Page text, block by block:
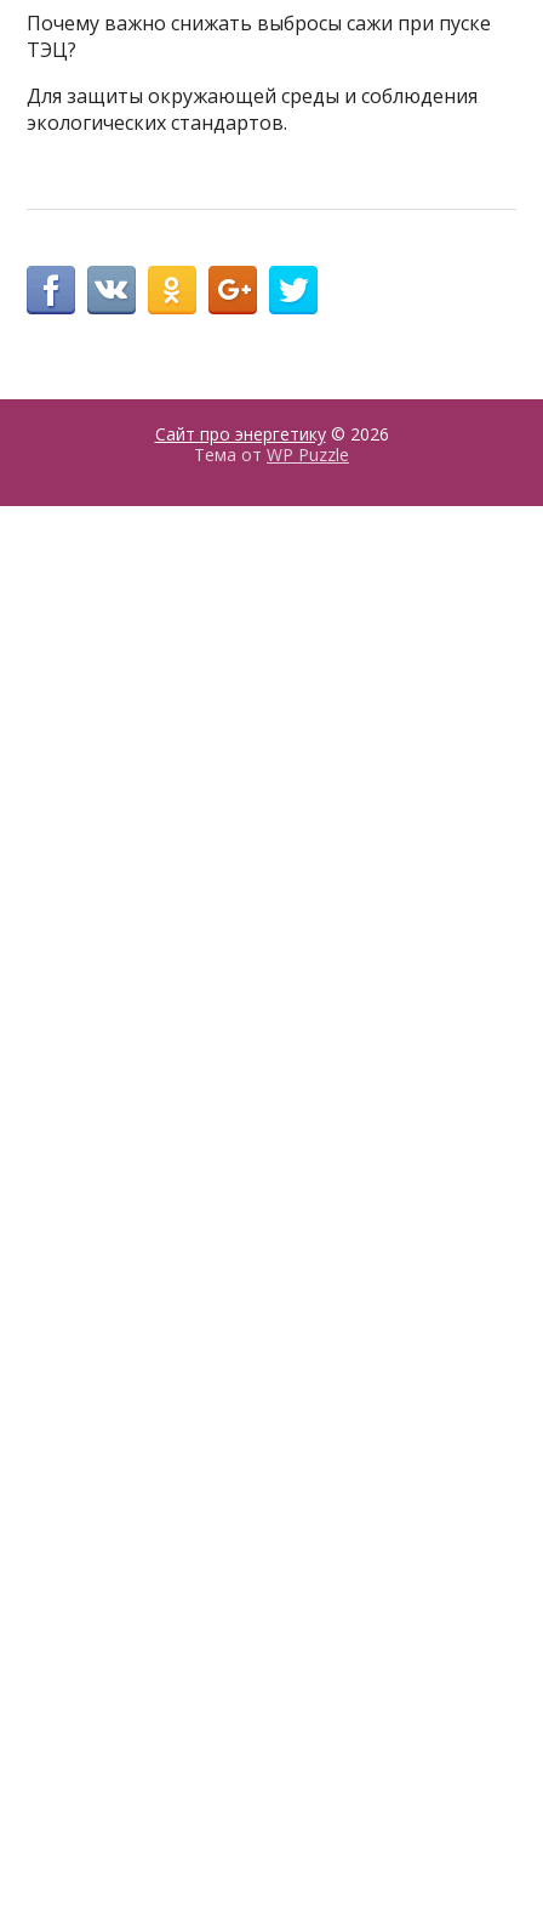
Почему важно снижать выбросы сажи при пуске
ТЭЦ?
Для защиты окружающей среды и соблюдения
экологических стандартов.
Сайт про энергетику© 2026
Тема от WP Puzzle